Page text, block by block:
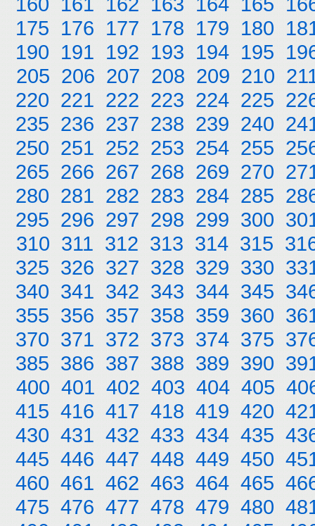
175 176 177 178 179 180
190 191 192 193 194 195
205 206 207 208 209 210
220 221 222 223 224 225
235 236 237 238 239 240
250 251 252 253 254 255
265 266 267 268 269 270
280 281 282 283 284 285
295 296 297 298 299 300
310 311 312 313 314 315
325 326 327 328 329 330
340 341 342 343 344 345
355 356 357 358 359 360
370 371 372 373 374 375
385 386 387 388 389 390
400 401 402 403 404 405
415 416 417 418 419 420
430 431 432 433 434 435
445 446 447 448 449 450
460 461 462 463 464 465
475 476 477 478 479 480